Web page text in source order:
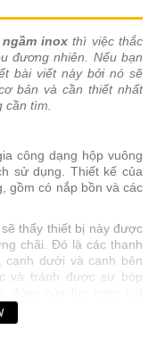
inox thì việc thắc
đương nhiên. Nếu bạn
bài viết này bởi nó sẽ
bản và cần thiết nhất
cần tìm.
công dạng hộp vuông
sử dụng. Thiết kế của
gồm có nắp bồn và các
thấy thiết bị này được
chãi. Đó là các thanh
cạnh dưới và cạnh bên
và tránh được sự bóp